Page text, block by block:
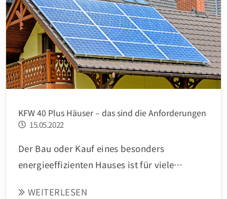
KFW 40 Plus Häuser – das sind die Anforderungen
15.05.2022
Der Bau oder Kauf eines besonders
energieeffizienten Hauses ist für viele
WEITERLESEN